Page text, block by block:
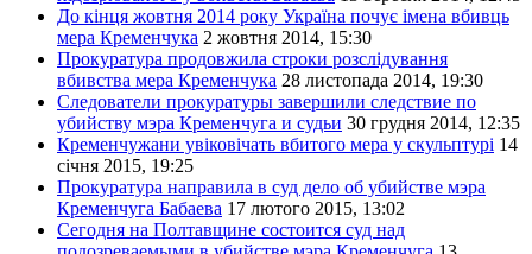
До кінця жовтня 2014 року Україна почує імена вбивць
мера Кременчука 2 жовтня 2014, 15:30
Прокуратура продовжила строки розслідування
вбивства мера Кременчука 28 листопада 2014, 19:30
Следователи прокуратуры завершили следствие по
убийству мэра Кременчуга и судьи 30 грудня 2014, 12:35
Кременчужани увіковічать вбитого мера у скульптурі 14
січня 2015, 19:25
Прокуратура направила в суд дело об убийстве мэра
Кременчуга Бабаева 17 лютого 2015, 13:02
Сегодня на Полтавщине состоится суд над